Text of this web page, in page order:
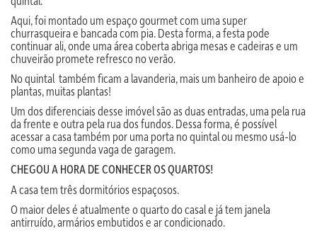
Aqui, foi montado um espaço gourmet com uma super
churrasqueira e bancada com pia. Desta forma, a festa pode
continuar ali, onde uma área coberta abriga mesas e cadeiras e um
chuveirão promete refresco no verão.
No quintal também ficam a lavanderia, mais um banheiro de apoio e
plantas, muitas plantas!
Um dos diferenciais desse imóvel são as duas entradas, uma pela rua
da frente e outra pela rua dos fundos. Dessa forma, é possível
acessar a casa também por uma porta no quintal ou mesmo usá-lo
como uma segunda vaga de garagem.
CHEGOU A HORA DE CONHECER OS QUARTOS!
A casa tem três dormitórios espaçosos.
O maior deles é atualmente o quarto do casal e já tem janela
antirruído, armários embutidos e ar condicionado.